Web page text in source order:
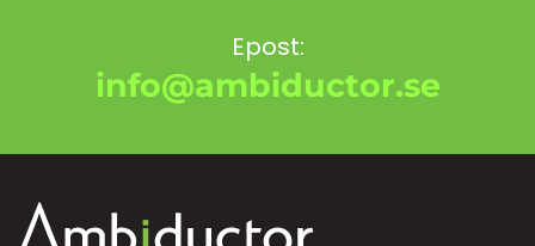
Epost:
info@ambiductor.se